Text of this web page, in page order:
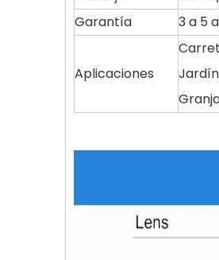
Garantía
3 a 5
Aplicaciones